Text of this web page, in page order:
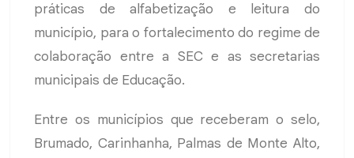
práticas de alfabetização e leitura do
município, para o fortalecimento do regime de
colaboração entre a SEC e as secretarias
municipais de Educação.
Entre os municípios que receberam o selo,
Brumado, Carinhanha, Palmas de Monte Alto,